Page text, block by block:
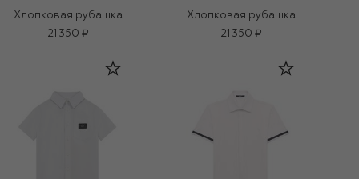
Хлопковая рубашка
21 350 ₽
Хлопковая рубашка
21 350 ₽